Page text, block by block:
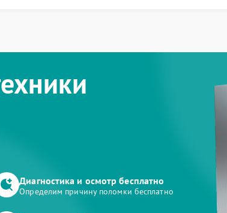
Диагностика и осмотр бесплатно
Определим причину поломки бесплатно